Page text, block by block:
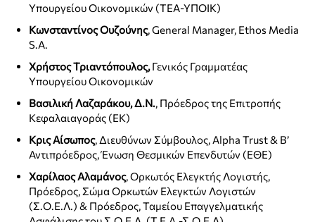
Υπουργείου Οικονομικών (ΤΕΑ-ΥΠΟΙΚ)
Κωνσταντίνος Ουζούνης, General Manager, Ethos Media
S.A.
Χρήστος Τριαντόπουλος, Γενικός Γραμματέας
Υπουργείου Οικονομικών
Βασιλική Λαζαράκου, Δ.Ν. , Πρόεδρος της Επιτροπής
Κεφαλαιαγοράς (ΕΚ)
Κρις Αίσωπος, Διευθύνων Σύμβουλος, Alpha Trust & Β’
Αντιπρόεδρος, Ένωση Θεσμικών Επενδυτών (ΕΘΕ)
Χαρίλαος Αλαμάνος, Ορκωτός Ελεγκτής Λογιστής,
Πρόεδρος, Σώμα Ορκωτών Ελεγκτών Λογιστών
(Σ.Ο.Ε.Λ.) & Πρόεδρος, Ταμείου Επαγγελματικής